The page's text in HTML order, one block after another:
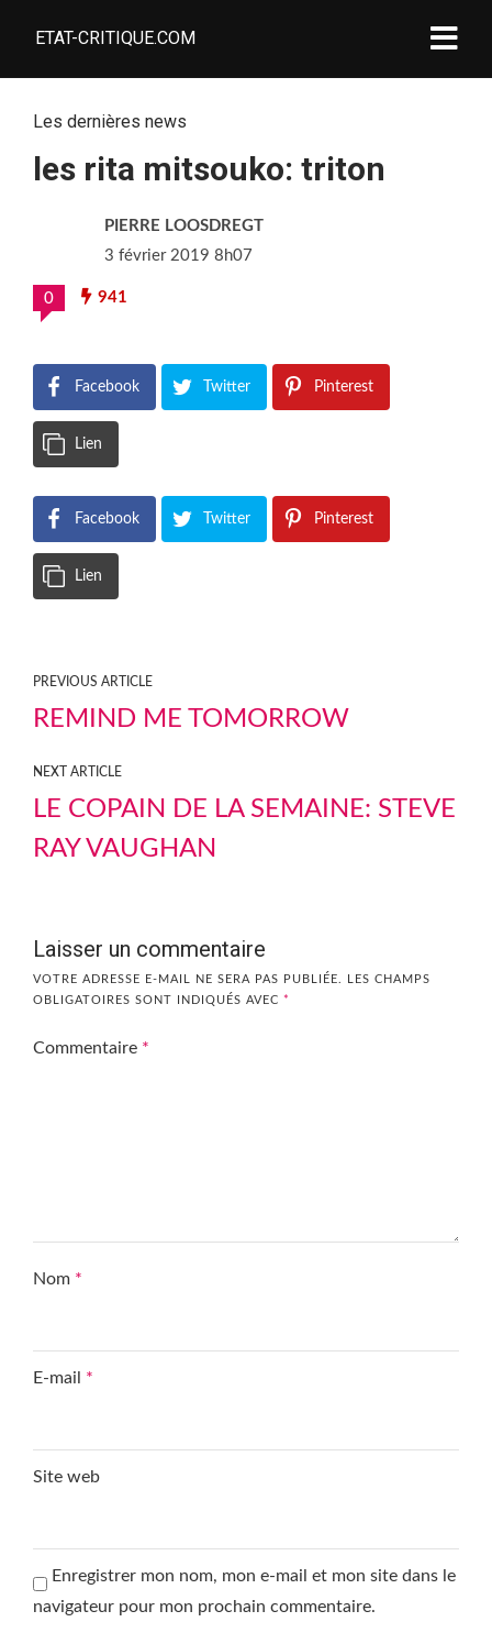
ETAT-CRITIQUE.COM
Les dernières news
les rita mitsouko: triton
PIERRE LOOSDREGT
3 février 2019 8h07
0 941
Facebook Twitter Pinterest
Lien
Facebook Twitter Pinterest
Lien
PREVIOUS ARTICLE
REMIND ME TOMORROW
NEXT ARTICLE
LE COPAIN DE LA SEMAINE: STEVE
RAY VAUGHAN
Laisser un commentaire
VOTRE ADRESSE E-MAIL NE SERA PAS PUBLIÉE.
LES CHAMPS
OBLIGATOIRES SONT INDIQUÉS AVEC *
Commentaire *
Nom *
E-mail *
Site web
Enregistrer mon nom, mon e-mail et mon site dans le
navigateur pour mon prochain commentaire.